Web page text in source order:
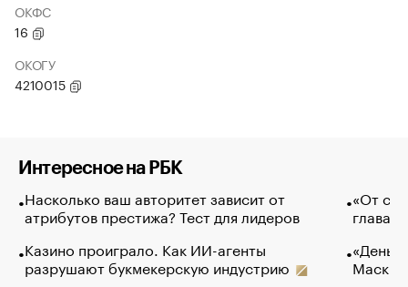
ОКФС
16
ОКОГУ
4210015
Интересное на РБК
Насколько ваш авторитет зависит от
атрибутов престижа? Тест для лидеров
Казино проиграло. Как ИИ-агенты
разрушают букмекерскую индустрию
«От
глава
Маск в